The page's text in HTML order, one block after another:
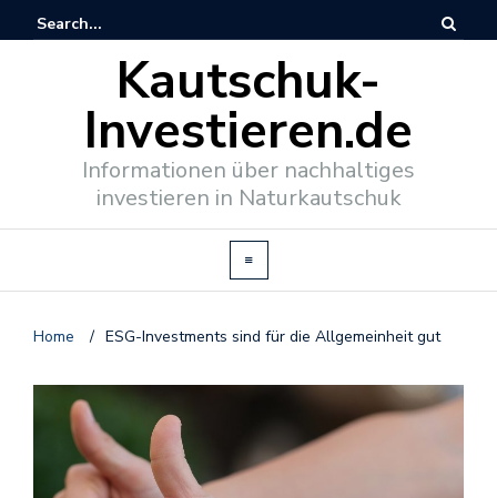
Kautschuk-
Investieren.de
Informationen über nachhaltiges
investieren in Naturkautschuk
Home / ESG-Investments sind für die Allgemeinheit gut